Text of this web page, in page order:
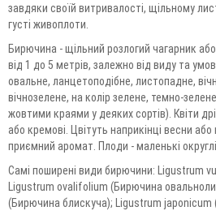
завдяки своїй витривалості, щільному
густі живоплоти.
Бирючина - щільний розлогий чагарник
від 1 до 5 метрів, залежно від виду та
овальне, ланцетоподібне, листопадне,
вічнозелене, на колір зелене, темно-
жовтими краями у деяких сортів). Квіти
або кремові. Цвітуть наприкінці весни
приємний аромат. Плоди - маленькі
Самі поширені види бирючини: Ligustrum
Ligustrum ovalifolium (Бирючина
(Бирючина блискуча); Ligustrum japonicum